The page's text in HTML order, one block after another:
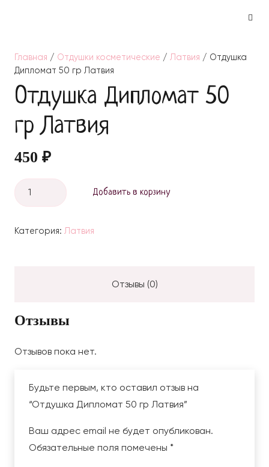
Главная / Отдушки косметические / Латвия / Отдушка
Дипломат 50 гр Латвия
Отдушка Дипломат 50
гр Латвия
450 ₽
Количество
Отдушка
50
Добавить в корзину
Категория: Латвия
Отзывы (0)
Отзывы
Отзывов пока нет.
Будьте первым, кто оставил отзыв на
“Отдушка Дипломат 50 гр Латвия”
Ваш адрес email не будет опубликован.
Обязательные поля помечены *